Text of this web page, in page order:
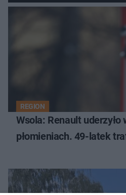
REGION
Wsola: Renault uderzyło
płomieniach. 49-latek